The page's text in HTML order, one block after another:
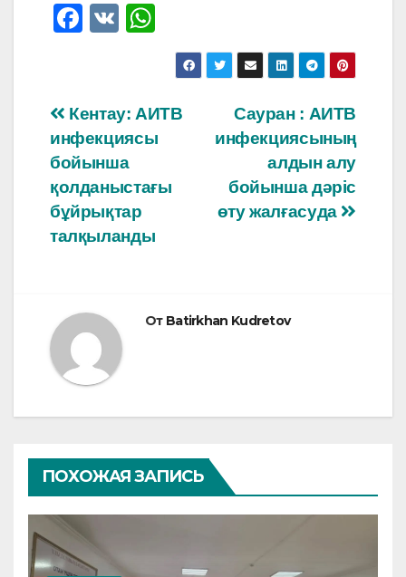
F
e
b
o
o
k
V
at
s
A
p
Навигация
по
записям
Сауран : АИТВ
инфекциясының
алдын алу
бойынша дәріс
өту жалғасуда
Кентау: АИТВ
инфекциясы
бойынша
қолданыстағы
бұйрықтар
талқыланды
От Batirkhan Kudretov
ПОХОЖАЯ ЗАПИСЬ